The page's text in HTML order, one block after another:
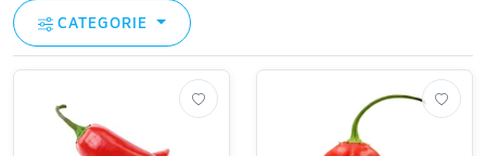
CATEGORIE